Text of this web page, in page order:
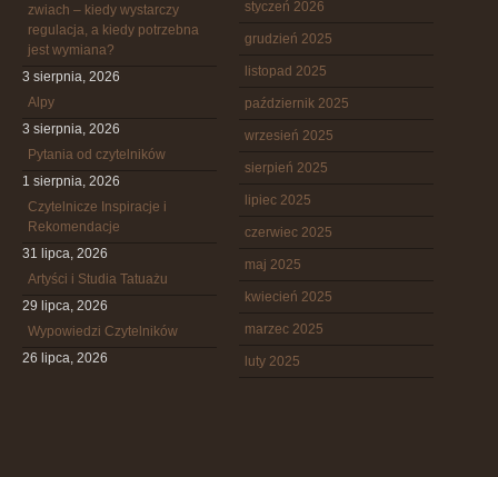
zwiach – kiedy wystarczy
regulacja, a kiedy potrzebna
jest wymiana?
3 sierpnia, 2026
Alpy
3 sierpnia, 2026
Pytania od czytelników
1 sierpnia, 2026
Czytelnicze Inspiracje i
Rekomendacje
31 lipca, 2026
Artyści i Studia Tatuażu
29 lipca, 2026
Wypowiedzi Czytelników
26 lipca, 2026
styczeń 2026
grudzień 2025
listopad 2025
październik 2025
wrzesień 2025
sierpień 2025
lipiec 2025
czerwiec 2025
maj 2025
kwiecień 2025
marzec 2025
luty 2025